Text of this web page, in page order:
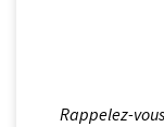
Rappelez-